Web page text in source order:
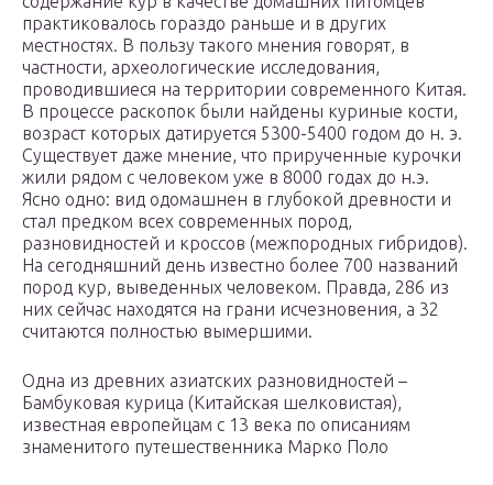
практиковалось гораздо раньше и в других
местностях. В пользу такого мнения говорят, в
частности, археологические исследования,
проводившиеся на территории современного Китая.
В процессе раскопок были найдены куриные кости,
возраст которых датируется 5300-5400 годом до н. э.
Существует даже мнение, что прирученные курочки
жили рядом с человеком уже в 8000 годах до н.э.
Ясно одно: вид одомашнен в глубокой древности и
стал предком всех современных пород,
разновидностей и кроссов (межпородных гибридов).
На сегодняшний день известно более 700 названий
пород кур, выведенных человеком. Правда, 286 из
них сейчас находятся на грани исчезновения, а 32
считаются полностью вымершими.
Одна из древних азиатских разновидностей –
Бамбуковая курица (Китайская шелковистая),
известная европейцам с 13 века по описаниям
знаменитого путешественника Марко Поло